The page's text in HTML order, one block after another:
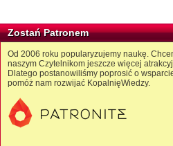
Zostań Patronem
Od 2006 roku popularyzujemy naukę.
naszym Czytelnikom jeszcze więcej
Dlatego postanowiliśmy poprosić o
pomóż nam rozwijać KopalnięWiedzy.